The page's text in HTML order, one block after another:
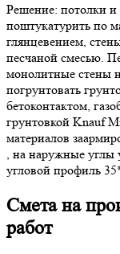
Решение: потолки
поштукатурить по
глянцевением,
песчаной смесью.
монолитные стены
погрунтовать
бетоконтактом,
грунтовкой Knauf
материалов
, на наружные
угловой профиль
Смета на
работ